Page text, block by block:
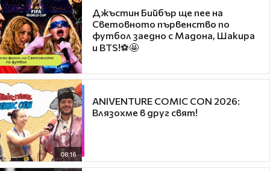
Джъстин Бийбър ще пее на
Световното първенство по
футбол заедно с Мадона, Шакира
и BTS!⚽🤩
08:16
ANIVENTURE COMIC CON 2026:
Влязохме в друг свят!